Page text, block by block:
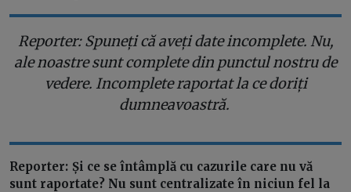
Reporter: Spuneți că aveți date incomplete. Nu,
ale noastre sunt complete din punctul nostru de
vedere. Incomplete raportat la ce doriți
dumneavoastră.
Reporter: Și ce se întâmplă cu cazurile care nu vă
sunt raportate? Nu sunt centralizate în niciun fel la